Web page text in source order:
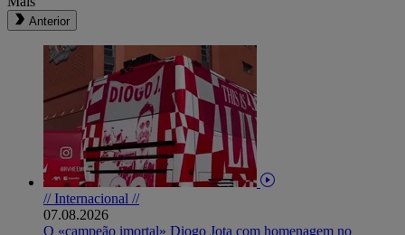
Anterior
// Internacional //
07.08.2026
O «campeão imortal» Diogo Jota com homenagem no